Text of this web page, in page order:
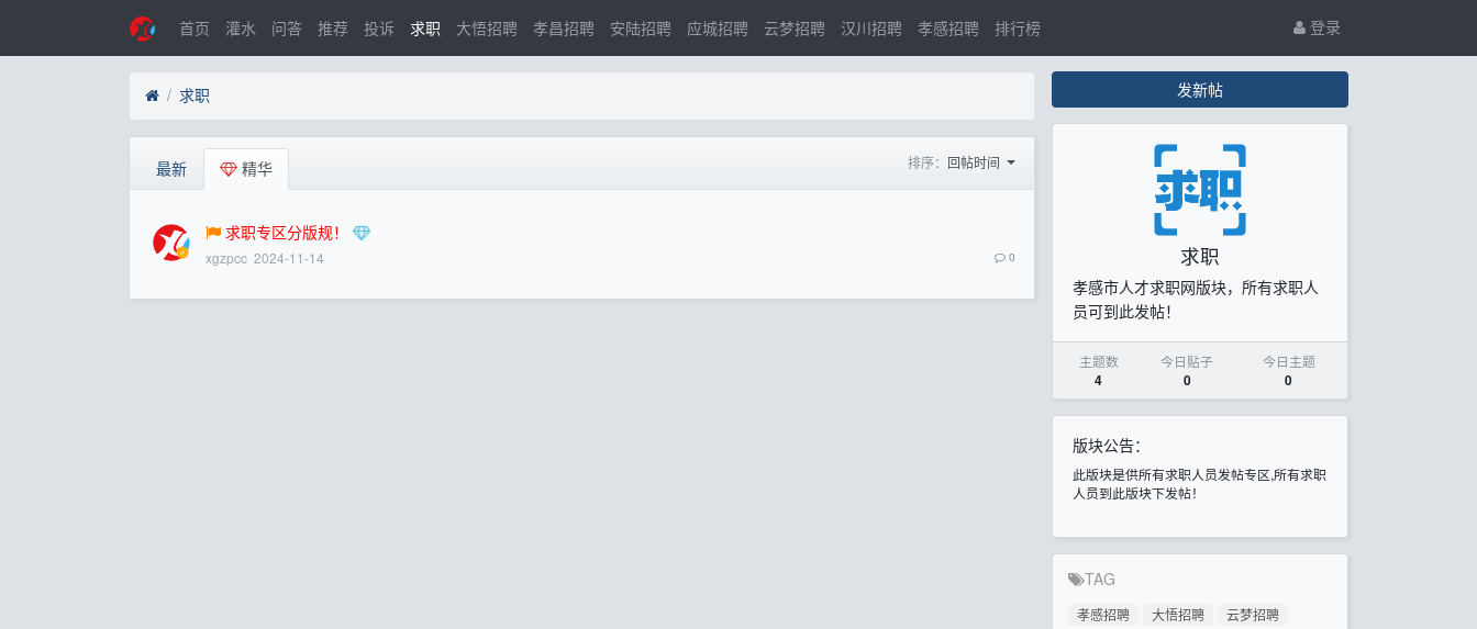
首页 灌水 问答 推荐 投诉 求职 大悟招聘 孝昌招聘 安陆招聘 应城招聘 云梦招聘 汉川招聘 孝感招聘 排行榜 登录
求职
最新 精华 排序： 回帖时间
求职专区分版规！
xgzpcc 2024-11-14 0
发新帖
求职
孝感市人才求职网版块，所有求职人
员可到此发帖！
主题数
4
今日贴子
0
今日主题
0
版块公告：
此版块是供所有求职人员发帖专区,所有求职
人员到此版块下发帖！
TAG
孝感招聘 大悟招聘
云梦招聘